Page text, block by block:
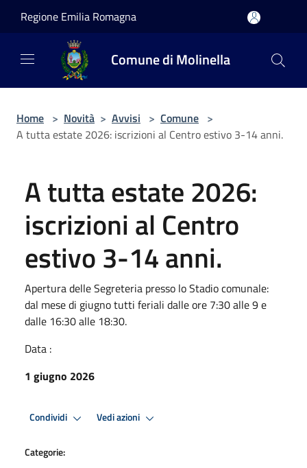
Regione Emilia Romagna
Comune di Molinella
Home > Novità > Avvisi > Comune >
A tutta estate 2026: iscrizioni al Centro estivo 3-14 anni.
A tutta estate 2026:
iscrizioni al Centro
estivo 3-14 anni.
Apertura delle Segreteria presso lo Stadio comunale:
dal mese di giugno tutti feriali dalle ore 7:30 alle 9 e
dalle 16:30 alle 18:30.
Data :
1 giugno 2026
Condividi Vedi azioni
Categorie: